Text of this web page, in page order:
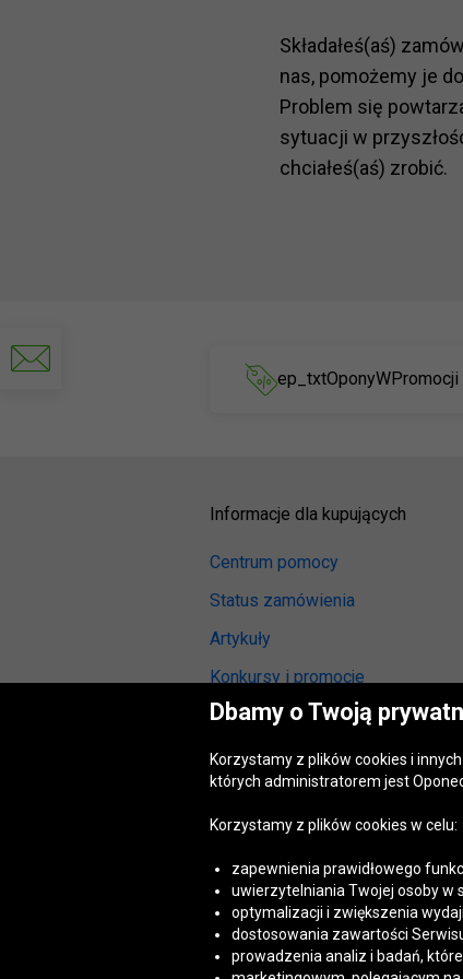
Składałeś(aś)
nas, pomożemy je
Problem się
sytuacji w
chciałeś(aś) zrobić.
ep_txtOponyWPromocji
Informacje dla kupujących
Centrum pomocy
Status zamówienia
Artykuły
Konkursy i promocje
Odstąpienie od umowy
Reklamacja gwarancyjna
Opinie o oponach
Akt o usługach cyfrowych(DSA)
Dostępność cyfrowa
Dbamy o Twoją
Korzystamy z plików cookies i
których administratorem jest
Korzystamy z plików cookies w celu:
zapewnienia prawidłowego
uwierzytelniania Twojej osoby w
optymalizacji i zwiększenia
dostosowania zawartości
prowadzenia analiz i badań,